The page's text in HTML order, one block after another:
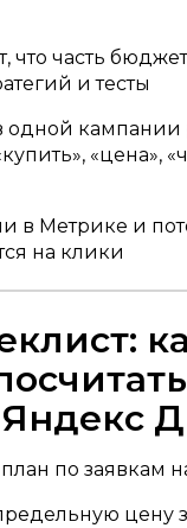
что часть
и тесты
одной кампании
«цена»,
в Метрике и
на клики
по заявкам
цену